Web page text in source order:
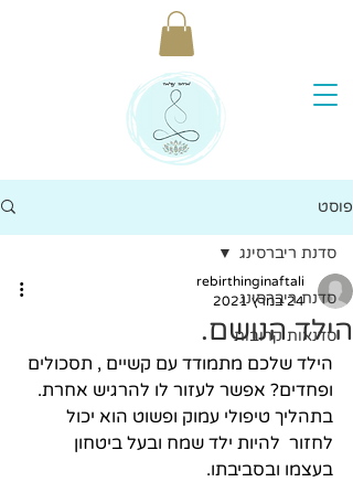
פוסט
סדנת ריברסינג
סדנאות קרובות
סדנת ריברסינג
הילד הנושם.
rebirthinginaftali
24 במרץ 2021
הילד שלכם מתמודד עם קשיים , תסכולים
ופחדים? אפשר לעזור לו להרגיש אחרת.
בתהליך טיפולי עמוק ופשוט הוא יכול
לחזור  להיות ילד שמח ובעל ביטחון
בעצמו ובסביבתו.